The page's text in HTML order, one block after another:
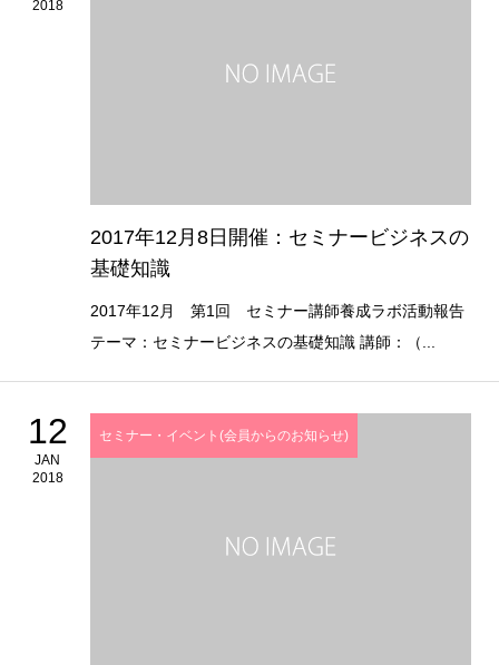
2018
2017年12月8日開催：セミナービジネスの
基礎知識
2017年12月 第1回 セミナー講師養成ラボ活動報告
テーマ：セミナービジネスの基礎知識 講師：（...
12
JAN
2018
セミナー・イベント(会員からのお知らせ)